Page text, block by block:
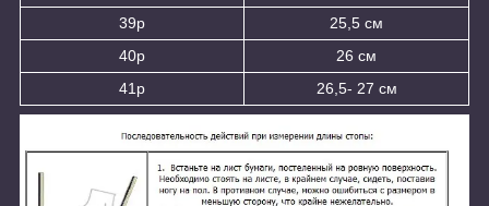
39р
25,5 см
40р
26 см
41р
26,5- 27 см